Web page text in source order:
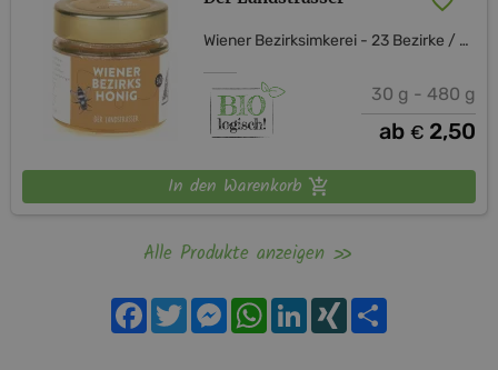
Wiener Bezirksimkerei - 23 Bezirke / 23 Bezirkshonige
30 g - 480 g
ab € 2,50
In den Warenkorb
Alle Produkte anzeigen
Facebook
TwitterMessengerWhatsApp
LinkedIn
XING